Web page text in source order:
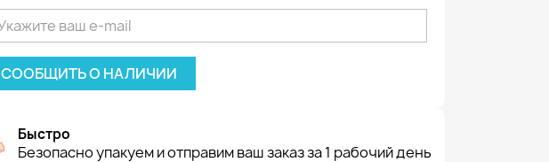
СООБЩИТЬ О НАЛИЧИИ
Быстро
Безопасно упакуем и отправим ваш заказ за 1 рабочий день